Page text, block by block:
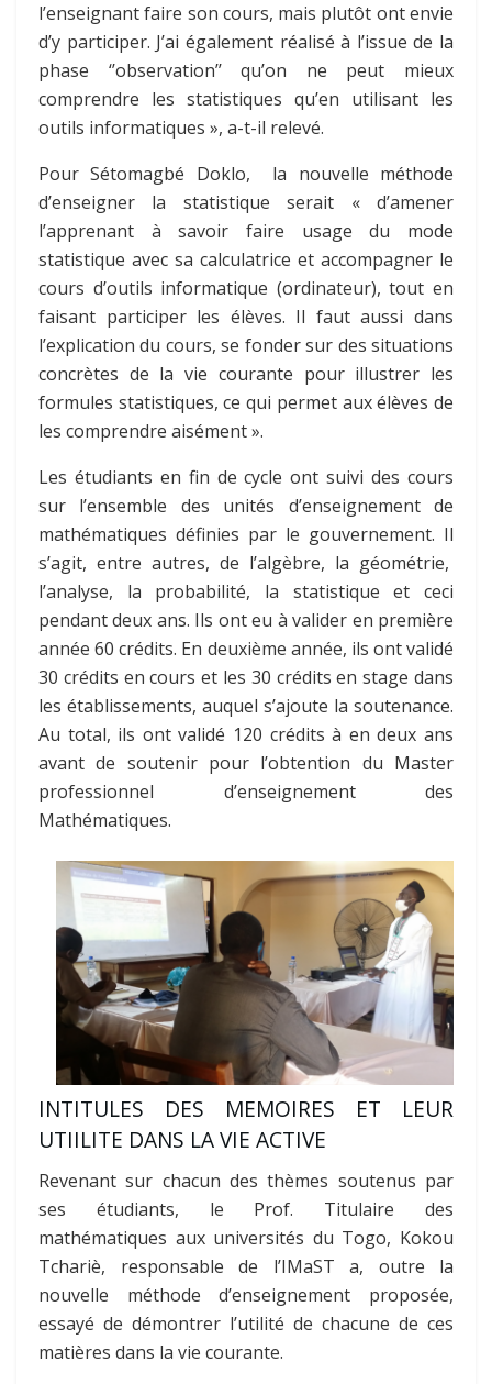
l’enseignant faire son cours, mais plutôt ont envie
d’y participer. J’ai également réalisé à l’issue de la
phase ‘’observation’’ qu’on ne peut mieux
comprendre les statistiques qu’en utilisant les
outils informatiques », a-t-il relevé.
Pour Sétomagbé Doklo, la nouvelle méthode
d’enseigner la statistique serait « d’amener
l’apprenant à savoir faire usage du mode
statistique avec sa calculatrice et accompagner le
cours d’outils informatique (ordinateur), tout en
faisant participer les élèves. Il faut aussi dans
l’explication du cours, se fonder sur des situations
concrètes de la vie courante pour illustrer les
formules statistiques, ce qui permet aux élèves de
les comprendre aisément ».
Les étudiants en fin de cycle ont suivi des cours
sur l’ensemble des unités d’enseignement de
mathématiques définies par le gouvernement. Il
s’agit, entre autres, de l’algèbre, la géométrie,
l’analyse, la probabilité, la statistique et ceci
pendant deux ans. Ils ont eu à valider en première
année 60 crédits. En deuxième année, ils ont validé
30 crédits en cours et les 30 crédits en stage dans
les établissements, auquel s’ajoute la soutenance.
Au total, ils ont validé 120 crédits à en deux ans
avant de soutenir pour l’obtention du Master
professionnel d’enseignement des
Mathématiques.
INTITULES DES MEMOIRES ET LEUR
UTIILITE DANS LA VIE ACTIVE
Revenant sur chacun des thèmes soutenus par
ses étudiants, le Prof. Titulaire des
mathématiques aux universités du Togo, Kokou
Tchariè, responsable de l’IMaST a, outre la
nouvelle méthode d’enseignement proposée,
essayé de démontrer l’utilité de chacune de ces
matières dans la vie courante.